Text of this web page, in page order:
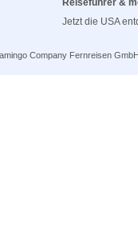
Reiseführer &
Jetzt die USA
Company Fernreisen